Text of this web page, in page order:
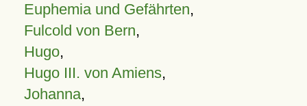
Euphemia und Gefährten,
Fulcold von Bern,
Hugo,
Hugo III. von Amiens,
Johanna,